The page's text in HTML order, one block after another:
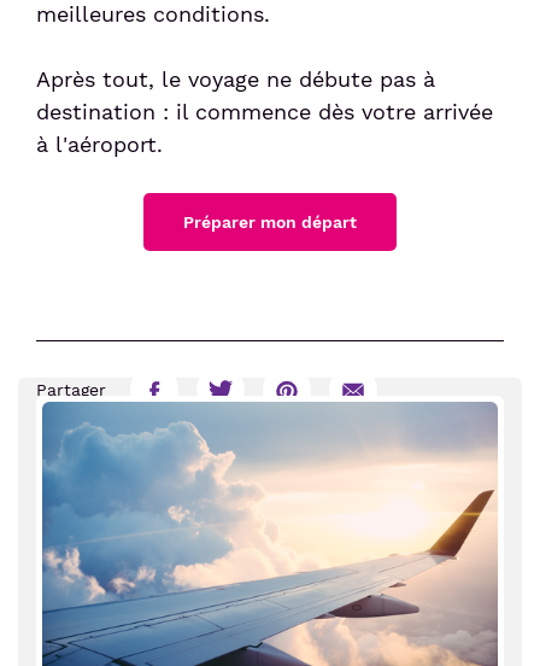
meilleures conditions.
Après tout, le voyage ne débute pas à
destination : il commence dès votre arrivée
à l'aéroport.
Préparer mon départ
Partager
Partager
sur
Facebook
Partager
sur
Twitter
sur
Partager
mail